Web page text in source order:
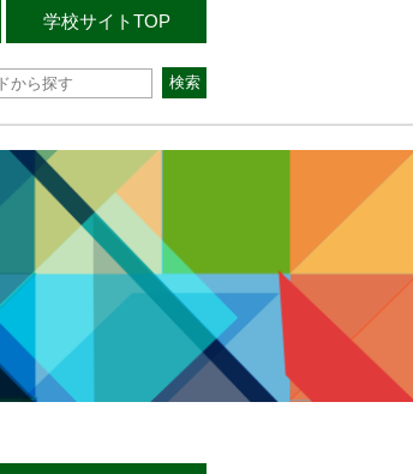
学校サイトTOP